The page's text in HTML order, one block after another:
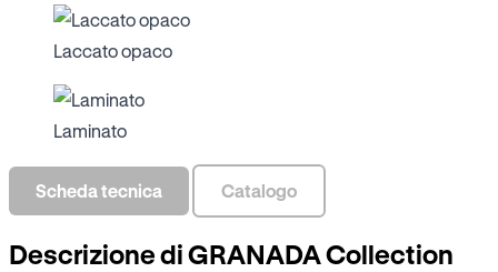
Laccato opaco
Laminato
Scheda tecnica Catalogo
Descrizione di GRANADA Collection